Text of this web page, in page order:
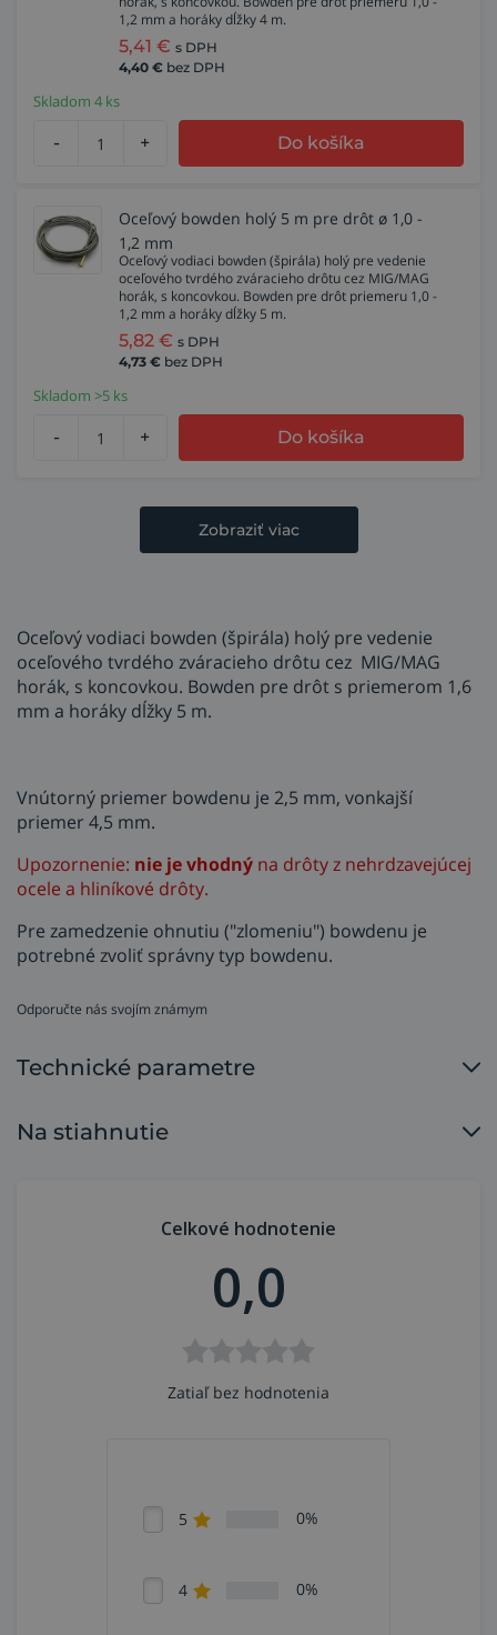
1,2 mm a horáky dĺžky 4 m.
5,41 € s DPH
4,40 € bez DPH
Skladom 4 ks
- + Do košíka
Oceľový bowden holý 5 m pre drôt ø 1,0 -
1,2 mm
Oceľový vodiaci bowden (špirála) holý pre vedenie
oceľového tvrdého zváracieho drôtu cez MIG/MAG
horák, s koncovkou. Bowden pre drôt priemeru 1,0 -
1,2 mm a horáky dĺžky 5 m.
5,82 € s DPH
4,73 € bez DPH
Skladom >5 ks
- + Do košíka
Zobraziť viac
Oceľový vodiaci bowden (špirála) holý pre vedenie
oceľového tvrdého zváracieho drôtu cez MIG/MAG
horák, s koncovkou. Bowden pre drôt s priemerom 1,6
mm a horáky dĺžky 5 m.
Vnútorný priemer bowdenu je 2,5 mm, vonkajší
priemer 4,5 mm.
Upozornenie: nie je vhodný na drôty z nehrdzavejúcej
ocele a hliníkové drôty.
Pre zamedzenie ohnutiu ("zlomeniu") bowdenu je
potrebné zvoliť správny typ bowdenu.
Odporučte nás svojím známym
Technické parametre
Na stiahnutie
Celkové hodnotenie
0,0
Zatiaľ bez hodnotenia
5 0%
4 0%